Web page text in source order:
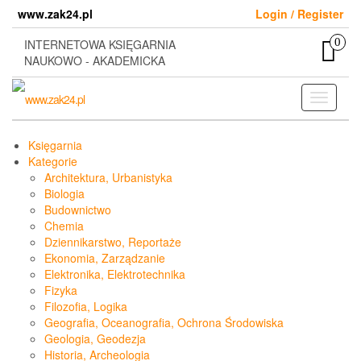
content
www.zak24.pl
Login / Register
INTERNETOWA KSIĘGARNIA
NAUKOWO - AKADEMICKA
0
Toggle
Księgarnia
Kategorie
Architektura, Urbanistyka
Biologia
Budownictwo
Chemia
Dziennikarstwo, Reportaże
Ekonomia, Zarządzanie
Elektronika, Elektrotechnika
Fizyka
Filozofia, Logika
Geografia, Oceanografia, Ochrona Środowiska
Geologia, Geodezja
Historia, Archeologia